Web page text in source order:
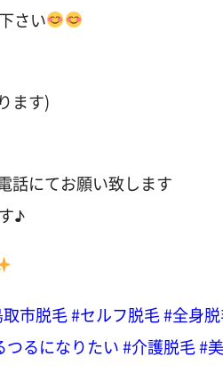
さい
ます)
話にてお願い致します
♪
市脱毛#セルフ脱毛#全身
つるになりたい#介護脱毛#